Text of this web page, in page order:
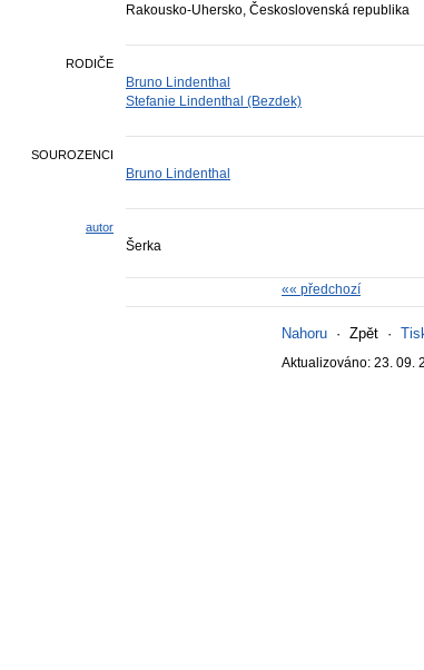
Rakousko-Uhersko, Československá republika
RODIČE
Bruno Lindenthal
Stefanie Lindenthal (Bezdek)
SOUROZENCI
Bruno Lindenthal
autor
Šerka
«« předchozí
Nahoru · Zpět ·
Aktualizováno: 23. 09.